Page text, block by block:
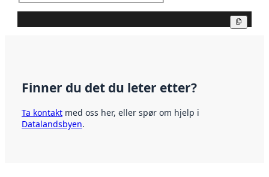
Finner du det du leter etter?
Ta kontakt med oss her, eller spør om hjelp i
Datalandsbyen.